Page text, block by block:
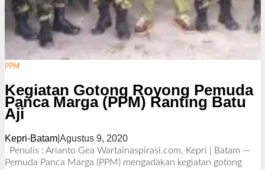
PPM
Kegiatan Gotong Royong Pemuda
Panca Marga (PPM) Ranting Batu
Aji
Kepri-Batam| Agustus 9, 2020o
l
e
Penulis : Arianto Gea Wartainaspirasi.com, Kepri | Batam —
Pemuda Panca Marga (PPM) mengadakan kegiatan gotong